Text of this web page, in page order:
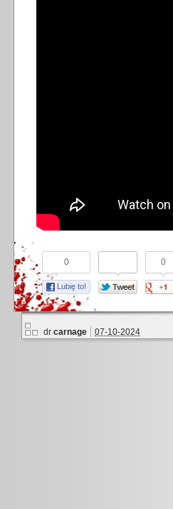
0
Lubię to!
0
dr carnage 07-10-2024